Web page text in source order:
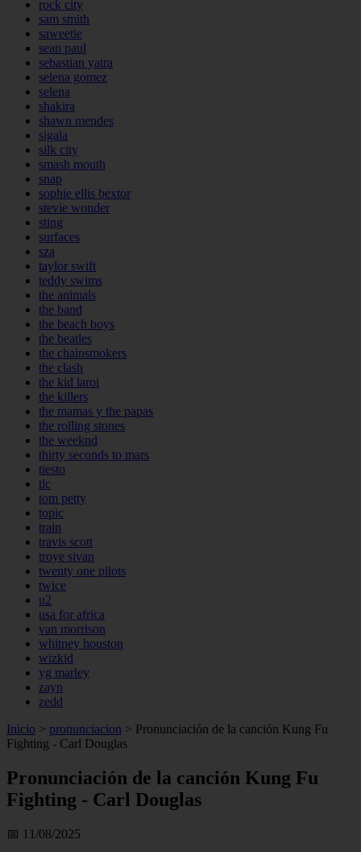
rock city
sam smith
saweetie
sean paul
sebastian yatra
selena gomez
selena
shakira
shawn mendes
sigala
silk city
smash mouth
snap
sophie ellis bextor
stevie wonder
sting
surfaces
sza
taylor swift
teddy swims
the animals
the band
the beach boys
the beatles
the chainsmokers
the clash
the kid laroi
the killers
the mamas y the papas
the rolling stones
the weeknd
thirty seconds to mars
tiesto
tlc
tom petty
topic
train
travis scott
troye sivan
twenty one pilots
twice
u2
usa for africa
van morrison
whitney houston
wizkid
yg marley
zayn
zedd
Inicio > pronunciacion > Pronunciación de la canción Kung Fu
Fighting - Carl Douglas
Pronunciación de la canción Kung Fu
Fighting - Carl Douglas
📅 11/08/2025